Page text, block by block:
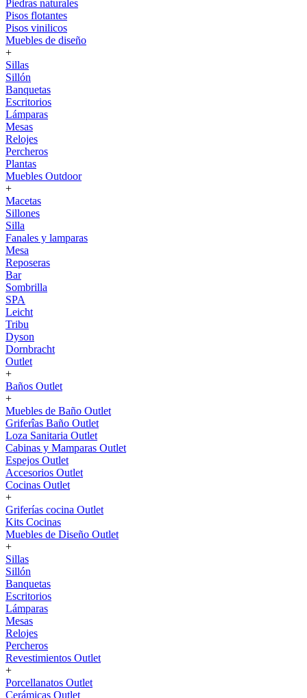
Piedras naturales
Pisos flotantes
Pisos vinilicos
Muebles de diseño
+
Sillas
Sillón
Banquetas
Escritorios
Lámparas
Mesas
Relojes
Percheros
Plantas
Muebles Outdoor
+
Macetas
Sillones
Silla
Fanales y lamparas
Mesa
Reposeras
Bar
Sombrilla
SPA
Leicht
Tribu
Dyson
Dornbracht
Outlet
+
Baños Outlet
+
Muebles de Baño Outlet
Griferîas Baño Outlet
Loza Sanitaria Outlet
Cabinas y Mamparas Outlet
Espejos Outlet
Accesorios Outlet
Cocinas Outlet
+
Griferías cocina Outlet
Kits Cocinas
Muebles de Diseño Outlet
+
Sillas
Sillón
Banquetas
Escritorios
Lámparas
Mesas
Relojes
Percheros
Revestimientos Outlet
+
Porcellanatos Outlet
Cerámicas Outlet